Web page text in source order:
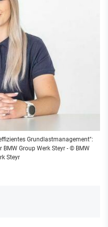
Grundlastmanagement":
Group Werk Steyr - © BMW
Steyr